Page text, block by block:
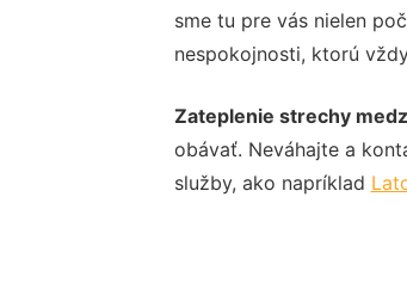
sme tu pre vás nielen
nespokojnosti, ktorú
Zateplenie strechy
obávať. Neváhajte a
služby, ako napríklad